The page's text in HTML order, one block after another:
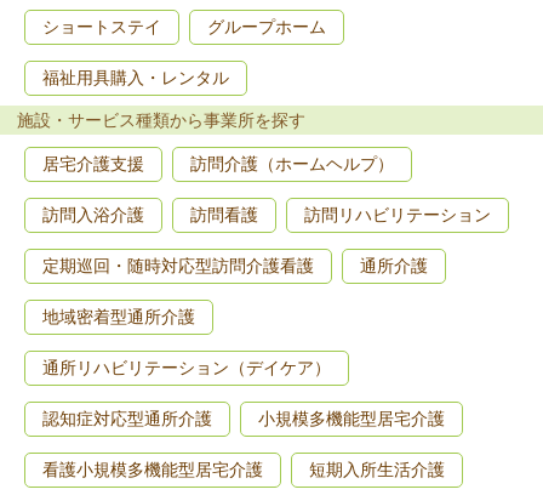
ショートステイ グループホーム
福祉用具購入・レンタル
施設・サービス種類から事業所を探す
居宅介護支援 訪問介護（ホームヘルプ）
訪問入浴介護 訪問看護 訪問リハビリテーション
定期巡回・随時対応型訪問介護看護 通所介護
地域密着型通所介護
通所リハビリテーション（デイケア）
認知症対応型通所介護 小規模多機能型居宅介護
看護小規模多機能型居宅介護 短期入所生活介護